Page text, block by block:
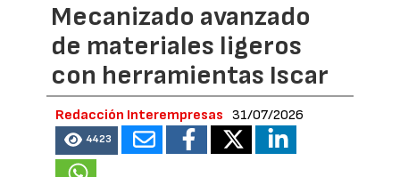
Mecanizado avanzado
de materiales ligeros
con herramientas Iscar
Redacción Interempresas 31/07/2026
4423